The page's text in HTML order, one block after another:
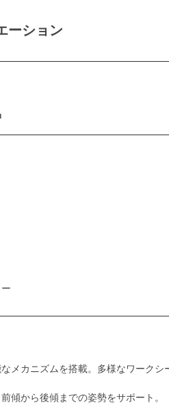
ーション
メカニズムを搭載。多様なワークシ
傾から後傾までの姿勢をサポート。